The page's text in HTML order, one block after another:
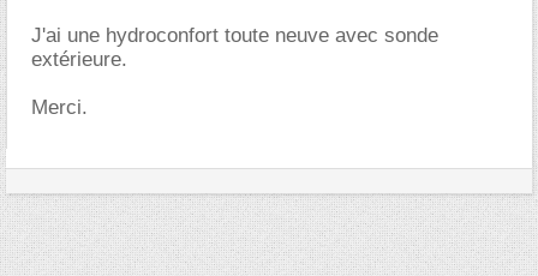
J'ai une hydroconfort toute neuve avec sonde
extérieure.
Merci.